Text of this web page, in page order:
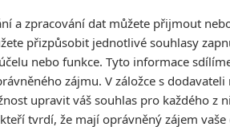
odehrává zhruba pět let po událostech
podzemního lidského odboje
Gauntlet (zhruba „vyřazující
muset vypořádat také se
akční hvězda, kterou můžete znát
a zpracování dat můžete přijmout
přizpůsobit jednotlivé souhlasy
nebo funkce. Tyto informace
zájmu. V záložce s
upravit váš souhlas pro každého z
tvrdí, že mají oprávněný zájem vaše